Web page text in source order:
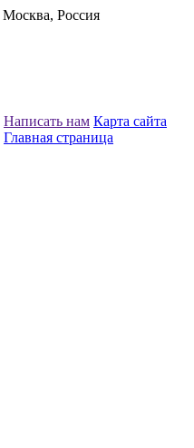
Москва, Россия
Написать нам Карта сайта
Главная страница